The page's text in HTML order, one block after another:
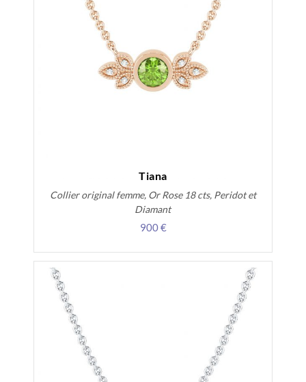
Tiana
Collier original femme, Or Rose 18 cts, Peridot et
Diamant
900 €